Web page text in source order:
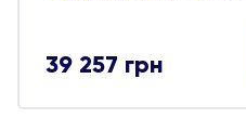
39 257 грн